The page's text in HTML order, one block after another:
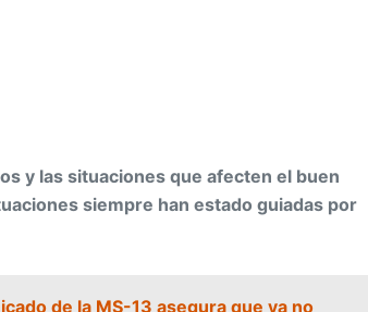
y las situaciones que afecten el buen
siempre han estado guiadas por
de la MS-13 asegura que ya no